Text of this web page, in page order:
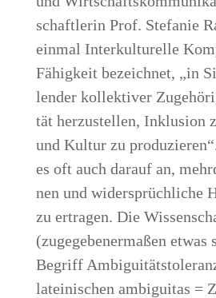
schaft­le­rin Prof. Ste­fa­nie
ein­mal Inter­kul­tu­rel­le
Fähig­keit bezeich­net, „in
len­der kol­lek­ti­ver
tät her­zu­stel­len, Inklu­si­on
und Kul­tur zu
es oft auch dar­auf an,
nen und wider­sprüch­li­che
zu ertra­gen. Die
(zuge­ge­be­ner­ma­ßen etwas
Begriff
latei­ni­schen ambi­gui­tas =